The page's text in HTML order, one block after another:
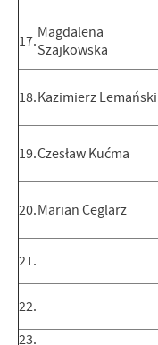
17.Magdalena
Szajkowska
18.Kazimierz Lemański
19.Czesław Kućma
20.Marian Ceglarz
21.
22.
23.